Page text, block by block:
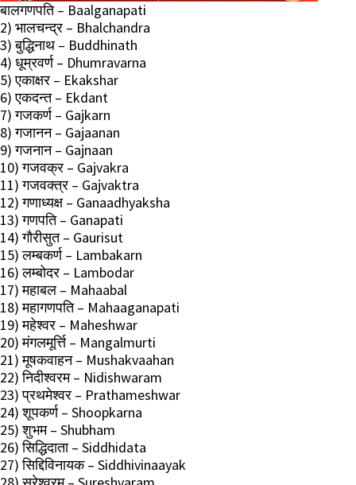
बालगणपति – Baalganapati
2) भालचन्द्र – Bhalchandra
3) बुद्धिनाथ – Buddhinath
4) धूम्रवर्ण – Dhumravarna
5) एकाक्षर – Ekakshar
6) एकदन्त – Ekdant
7) गजकर्ण – Gajkarn
8) गजानन – Gajaanan
9) गजनान – Gajnaan
10) गजवक्र – Gajvakra
11) गजवक्त्र – Gajvaktra
12) गणाध्यक्ष – Ganaadhyaksha
13) गणपति – Ganapati
14) गौरीसुत – Gaurisut
15) लम्बकर्ण – Lambakarn
16) लम्बोदर – Lambodar
17) महाबल – Mahaabal
18) महागणपति – Mahaaganapati
19) महेश्वर – Maheshwar
20) मंगलमूर्त्ति – Mangalmurti
21) मूषकवाहन – Mushakvaahan
22) निदीश्वरम – Nidishwaram
23) प्रथमेश्वर – Prathameshwar
24) शूपकर्ण – Shoopkarna
25) शुभम – Shubham
26) सिद्धिदाता – Siddhidata
27) सिद्दिविनायक – Siddhivinaayak